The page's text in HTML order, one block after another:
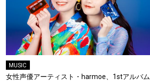
MUSIC
女性声優アーティスト・harmoe、1stアルバム